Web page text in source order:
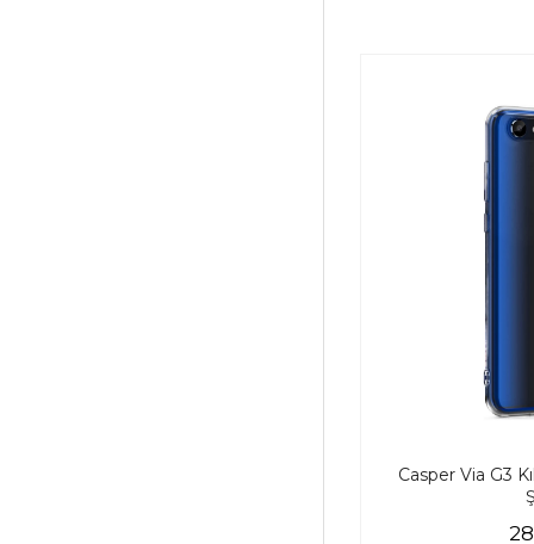
Casper Via G3